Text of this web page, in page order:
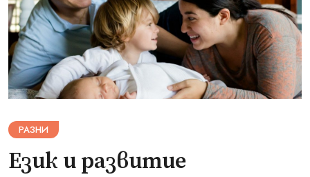
РАЗНИ
Език и развитие